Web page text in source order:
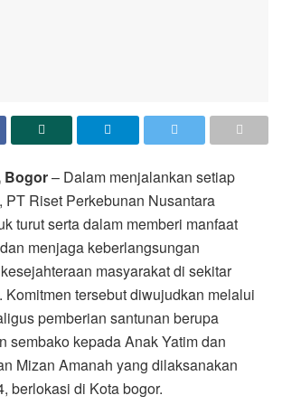
Bogor– Dalam menjalankan setiap
PT Riset Perkebunan Nusantara
turut serta dalam memberi manfaat
menjaga keberlangsungan
masyarakat di sekitar
tersebut diwujudkan melalui
pemberian santunan berupa
sembako kepada Anak Yatim dan
Mizan Amanah yang dilaksanakan
berlokasi di Kota bogor.